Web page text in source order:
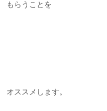
もらうことを
オススメします。